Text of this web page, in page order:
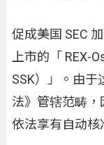
促成美国 SEC
上市的「 REX-
SSK）」。由于
法》管辖范畴，
依法享有自动核